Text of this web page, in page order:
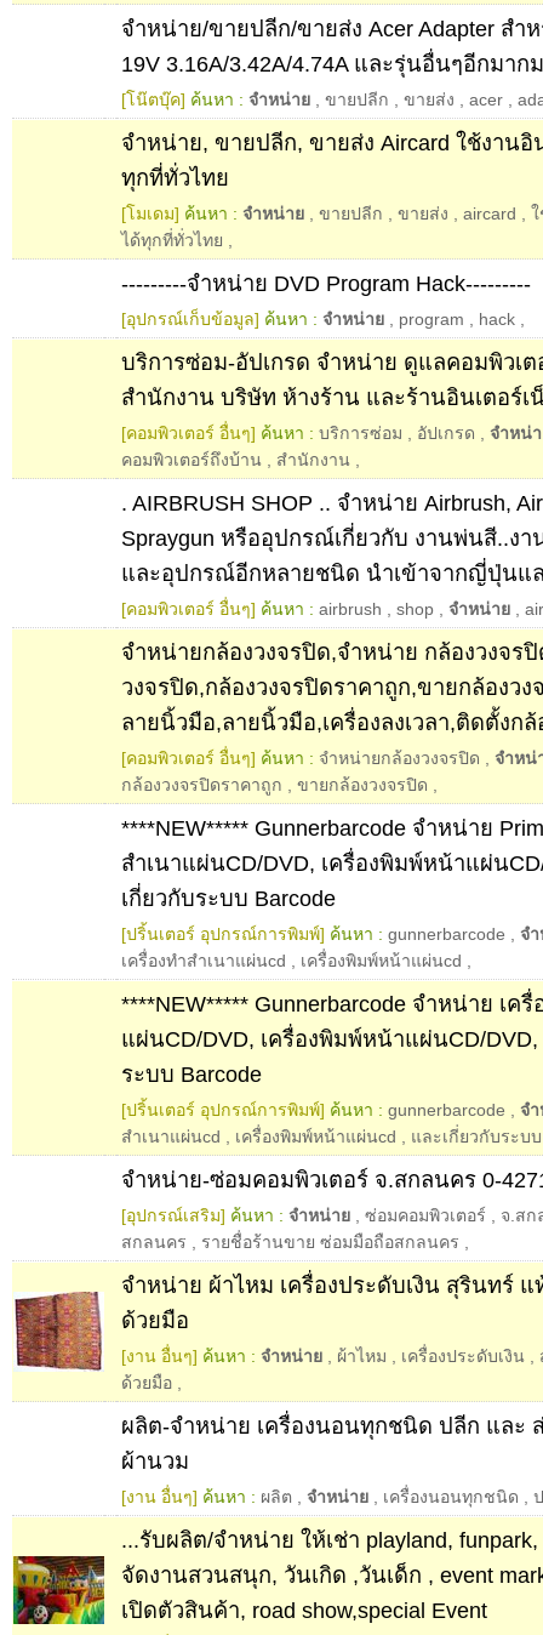
จำหน่าย/ขายปลีก/ขายส่ง Acer Adapter สำ
19V 3.16A/3.42A/4.74A และรุ่นอื่นๆอีกมาก
[โน๊ตบุ๊ค] ค้นหา : จำหน่าย ขายปลีก ขายส่ง acer
จำหน่าย, ขายปลีก, ขายส่ง Aircard ใช้งานอิ
ทุกที่ทั่วไทย
[โมเดม] ค้นหา : จำหน่าย ขายปลีก ขายส่ง aircard
ได้ทุกที่ทั่วไทย
---------จำหน่าย DVD Program Hack---------
[อุปกรณ์เก็บข้อมูล] ค้นหา : จำหน่าย program hack
บริการซ่อม-อัปเกรด จำหน่าย ดูแลคอมพิวเ
สำนักงาน บริษัท ห้างร้าน และร้านอินเตอร์เ
[คอมพิวเตอร์ อื่นๆ] ค้นหา : บริการซ่อม อัปเกรด
จำหน่
คอมพิวเตอร์ถึงบ้าน
สำนักงาน
. AIRBRUSH SHOP .. จำหน่าย Airbrush,
Spraygun หรืออุปกรณ์เกี่ยวกับ งานพ่นสี..ง
และอุปกรณ์อีกหลายชนิด นำเข้าจากญี่ปุ่นแ
[คอมพิวเตอร์ อื่นๆ] ค้นหา : airbrush shop จำหน่าย
จำหน่ายกล้องวงจรปิด,จำหน่าย กล้องวงจร
วงจรปิด,กล้องวงจรปิดราคาถูก,ขายกล้องว
ลายนิ้วมือ,ลายนิ้วมือ,เครื่องลงเวลา,ติดตั้งก
[คอมพิวเตอร์ อื่นๆ] ค้นหา : จำหน่ายกล้องวงจรปิด
จำหน่
กล้องวงจรปิดราคาถูก
ขายกล้องวงจรปิด
****NEW***** Gunnerbarcode จำหน่าย
สำเนาแผ่นCD/DVD, เครื่องพิมพ์หน้าแผ่น
เกี่ยวกับระบบ Barcode
[ปริ้นเตอร์ อุปกรณ์การพิมพ์] ค้นหา : gunnerbarcode
จ
เครื่องทำสำเนาแผ่นcd
เครื่องพิมพ์หน้าแผ่นcd
****NEW***** Gunnerbarcode จำหน่าย เครื่
แผ่นCD/DVD, เครื่องพิมพ์หน้าแผ่นCD/
ระบบ Barcode
[ปริ้นเตอร์ อุปกรณ์การพิมพ์] ค้นหา : gunnerbarcode
จ
สำเนาแผ่นcd
เครื่องพิมพ์หน้าแผ่นcd และเกี่ยวกับระบบ
จำหน่าย-ซ่อมคอมพิวเตอร์ จ.สกลนคร 0-
[อุปกรณ์เสริม] ค้นหา : จำหน่าย ซ่อมคอมพิวเตอร์
จ.สก
สกลนคร
รายชื่อร้านขาย ซ่อมมือถือสกลนคร
จำหน่าย ผ้าไหม เครื่องประดับเงิน สุรินทร์
ด้วยมือ
[งาน อื่นๆ] ค้นหา : จำหน่าย ผ้าไหม เครื่องประดับเงิน
ด้วยมือ
ผลิต-จำหน่าย เครื่องนอนทุกชนิด ปลีก และ
ผ้านวม
[งาน อื่นๆ] ค้นหา : ผลิต จำหน่าย เครื่องนอนทุกชนิด
...รับผลิต/จำหน่าย ให้เช่า playland,
จัดงานสวนสนุก, วันเกิด ,วันเด็ก , event
เปิดตัวสินค้า, road show,special Event